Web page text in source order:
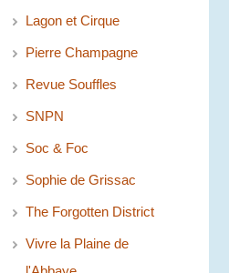
Lagon et Cirque
Pierre Champagne
Revue Souffles
SNPN
Soc & Foc
Sophie de Grissac
The Forgotten District
Vivre la Plaine de